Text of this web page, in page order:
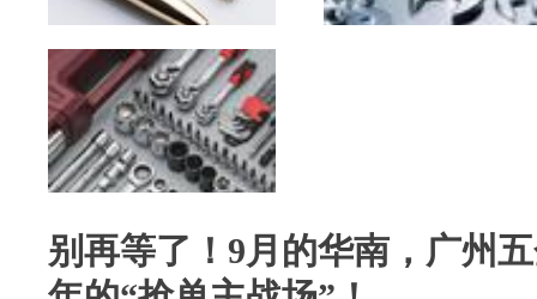
别再等了！9月的华南，广州